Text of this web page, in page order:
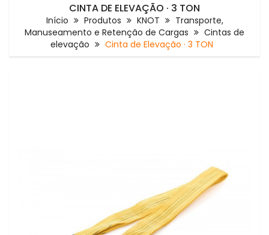
CINTA DE ELEVAÇÃO · 3 TON
Início Produtos KNOT
Transporte,
Manuseamento e Retenção de Cargas
Cintas de
elevação
Cinta de Elevação · 3 TON